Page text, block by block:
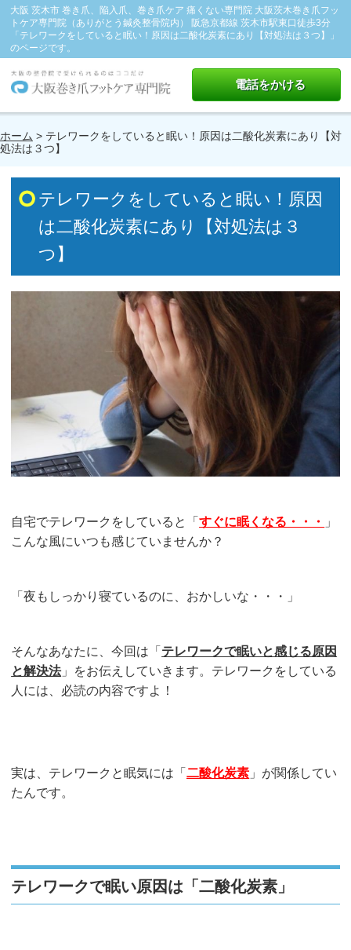
大阪 茨木市 巻き爪、陥入爪、巻き爪ケア 痛くない専門院 大阪茨木巻き爪フッ
トケア専門院（ありがとう鍼灸整骨院内） 阪急京都線 茨木市駅東口徒歩3分
「テレワークをしていると眠い！原因は二酸化炭素にあり【対処法は３つ】」
のページです。
電話をかける
ホーム > テレワークをしていると眠い！原因は二酸化炭素にあり【対
処法は３つ】
テレワークをしていると眠い！原因
は二酸化炭素にあり【対処法は３
つ】
自宅でテレワークをしていると「すぐに眠くなる・・・
」
こんな風にいつも感じていませんか？
「夜もしっかり寝ているのに、おかしいな・・・」
そんなあなたに、今回は「 テレワークで眠いと感じる原因
と解決法」をお伝えしていきます。テレワークをしている
人には、必読の内容ですよ！
実は、テレワークと眠気には「二酸化炭素 」が関係してい
たんです。
テレワークで眠い原因は「二酸化炭素」